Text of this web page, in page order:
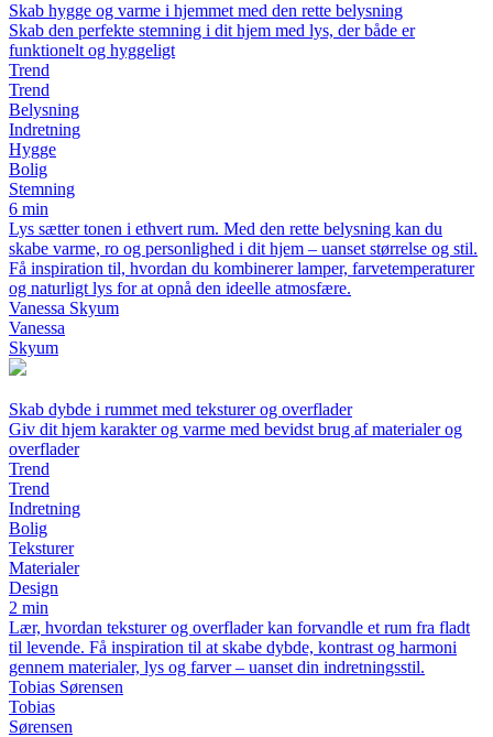
Skab hygge og varme i hjemmet med den rette belysning
Skab den perfekte stemning i dit hjem med lys, der både er
funktionelt og hyggeligt
Trend
Trend
Belysning
Indretning
Hygge
Bolig
Stemning
6 min
Lys sætter tonen i ethvert rum. Med den rette belysning kan du
skabe varme, ro og personlighed i dit hjem – uanset størrelse og stil.
Få inspiration til, hvordan du kombinerer lamper, farvetemperaturer
og naturligt lys for at opnå den ideelle atmosfære.
Vanessa Skyum
Vanessa
Skyum
Skab dybde i rummet med teksturer og overflader
Giv dit hjem karakter og varme med bevidst brug af materialer og
overflader
Trend
Trend
Indretning
Bolig
Teksturer
Materialer
Design
2 min
Lær, hvordan teksturer og overflader kan forvandle et rum fra fladt
til levende. Få inspiration til at skabe dybde, kontrast og harmoni
gennem materialer, lys og farver – uanset din indretningsstil.
Tobias Sørensen
Tobias
Sørensen